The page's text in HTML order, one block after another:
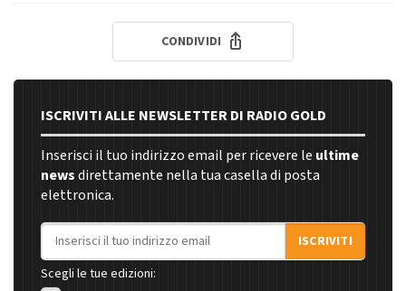
CONDIVIDI
ISCRIVITI ALLE NEWSLETTER DI RADIO GOLD
Inserisci il tuo indirizzo email per ricevere le ultime
newsdirettamente nella tua casella di posta
elettronica.
Indirizzo email
ISCRIVITI
Scegli le tue edizioni: